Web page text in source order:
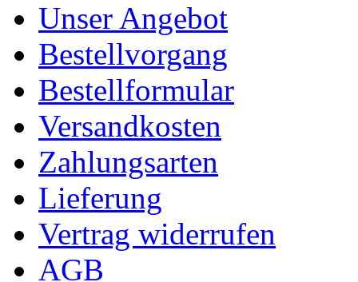
Unser Angebot
Bestellvorgang
Bestellformular
Versandkosten
Zahlungsarten
Lieferung
Vertrag widerrufen
AGB